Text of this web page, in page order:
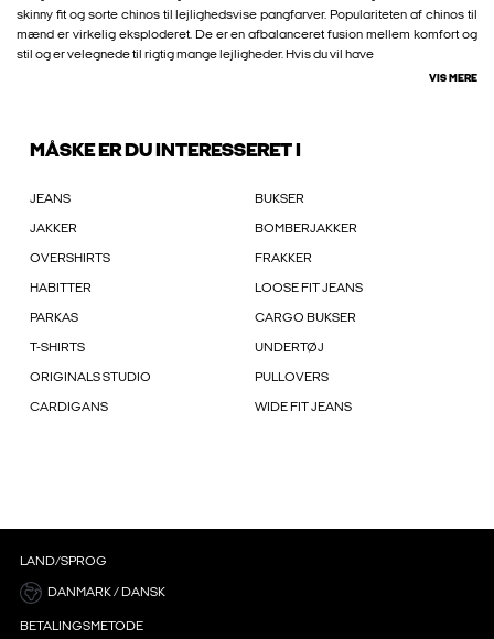
skinny fit og sorte chinos til lejlighedsvise pangfarver. Populariteten af chinos til
mænd er virkelig eksploderet. De er en afbalanceret fusion mellem komfort og
stil og er velegnede til rigtig mange lejligheder. Hvis du vil have
VIS MERE
MÅSKE ER DU INTERESSERET I
JEANS BUKSER
JAKKER BOMBERJAKKER
OVERSHIRTS FRAKKER
HABITTER LOOSE FIT JEANS
PARKAS CARGO BUKSER
T-SHIRTS UNDERTØJ
ORIGINALS STUDIO PULLOVERS
CARDIGANS WIDE FIT JEANS
LAND/SPROG
DANMARK / DANSK
BETALINGSMETODE